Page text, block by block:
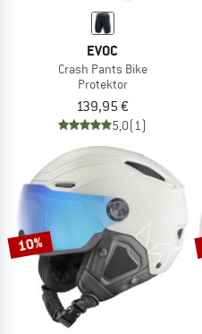
EVOC
Crash Pants Bike
Protektor
139,95 €
5,0(1)
10%